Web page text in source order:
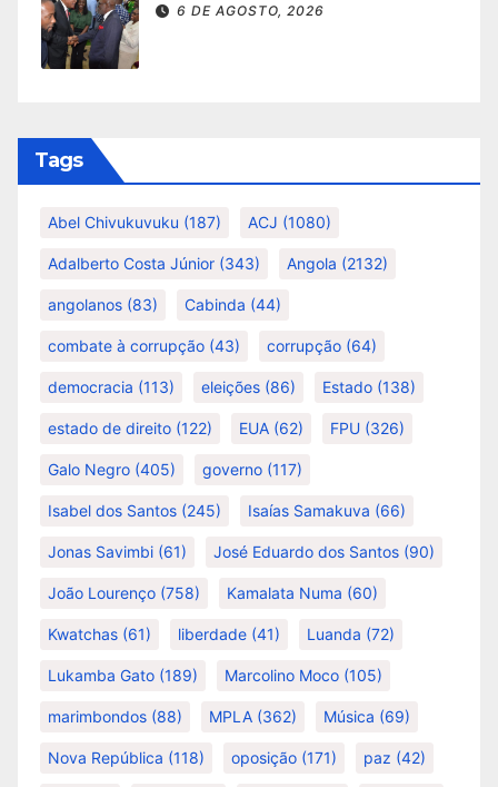
6 DE AGOSTO, 2026
Tags
Abel Chivukuvuku (187) ACJ (1080)
Adalberto Costa Júnior (343) Angola (2132)
angolanos (83) Cabinda (44)
combate à corrupção (43) corrupção (64)
democracia (113) eleições (86) Estado (138)
estado de direito (122) EUA (62) FPU (326)
Galo Negro (405) governo (117)
Isabel dos Santos (245) Isaías Samakuva (66)
Jonas Savimbi (61) José Eduardo dos Santos (90)
João Lourenço (758) Kamalata Numa (60)
Kwatchas (61) liberdade (41) Luanda (72)
Lukamba Gato (189) Marcolino Moco (105)
marimbondos (88) MPLA (362) Música (69)
Nova República (118) oposição (171) paz (42)